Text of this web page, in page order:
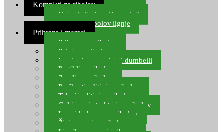
Kompleti za ribolov
Gotovi ribolovni kompleti
Setovi za ribolov lignje
Prihrana i mamci
Prihrana za ribolov
Pelete za ribolov
Feeder lovne pelete i dumbelli
Partikli za ribolov
Zemlja za ribolov
Praškasti aditivi za ribolov
Tekući aditivi za ribolov
Gel i sprej atraktori za ribolov
Lovni kukuruz za ribolov
Živi mamci za ribolov